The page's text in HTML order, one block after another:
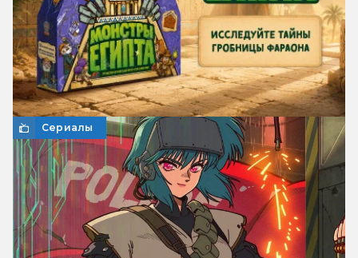
Сериалы